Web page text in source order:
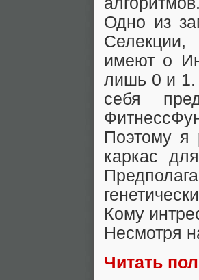
Одно из
имеют о
лишь 0 и 1.
себя
Поэтому я
каркас
Кому
Несмотря
Читать